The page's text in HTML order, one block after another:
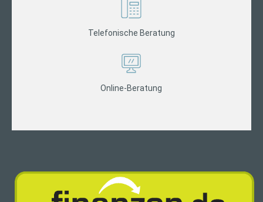
Telefonische Beratung
Online-Beratung